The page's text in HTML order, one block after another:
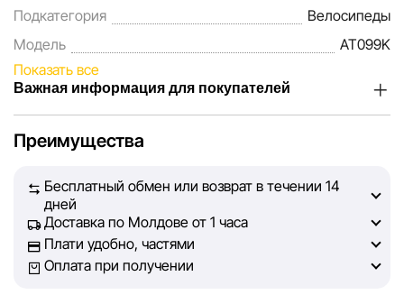
Подкатегория
Велосипеды
Модель
AT099K
Показать все
Важная информация для покупателей
наших покупателей. Каждый день мы работаем над тем,
на сайте, была максимально полной, объективной и
актуальной. Наша цель — обеспечить вас достоверной
информацией, чтобы вы смогли принять лучшее
решение о покупке.
Преимущества
Бесплатный обмен или возврат в течении 14
дней
Доставка по Молдове от 1 часа
Плати удобно, частями
Оплата при получении